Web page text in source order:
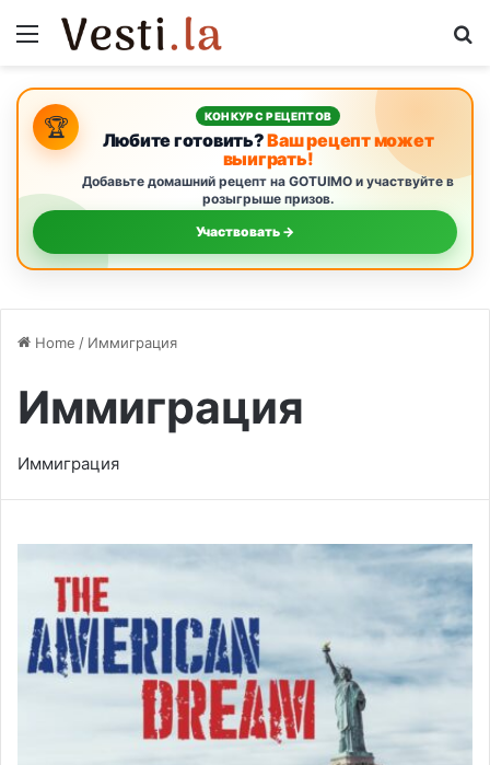
Menu
🏆 КОНКУРС РЕЦЕПТОВ
Любите готовить?Ваш рецепт может
выиграть!
Добавьте домашний рецепт на GOTUIMO и участвуйте в
розыгрыше призов.
Участвовать →
Home / Иммиграция
Иммиграция
Иммиграция